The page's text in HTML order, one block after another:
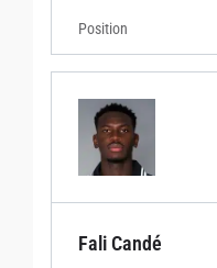
Position
Fali Candé